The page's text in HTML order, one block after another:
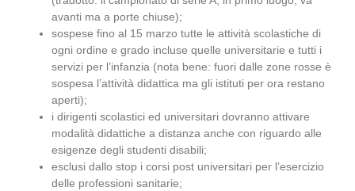
avanti ma a porte chiuse);
sospese fino al 15 marzo tutte le attività scolastiche di
ogni ordine e grado incluse quelle universitarie e tutti i
servizi per l’infanzia (nota bene: fuori dalle zone rosse è
sospesa l’attività didattica ma gli istituti per ora restano
aperti);
i dirigenti scolastici ed universitari dovranno attivare
modalità didattiche a distanza anche con riguardo alle
esigenze degli studenti disabili;
esclusi dallo stop i corsi post universitari per l’esercizio
delle professioni sanitarie;